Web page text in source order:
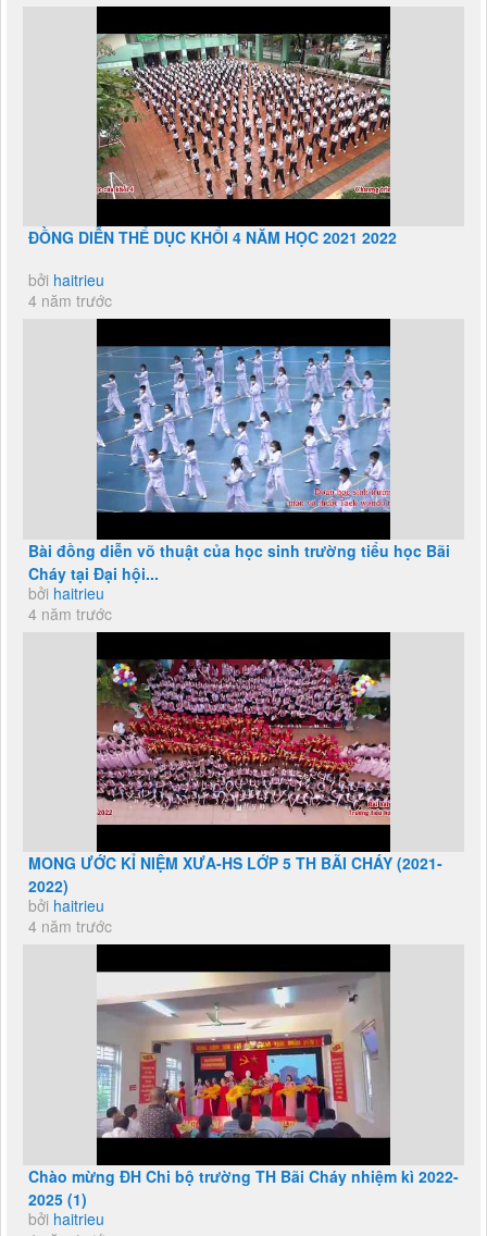
ĐỒNG DIỄN THỂ DỤC KHỔI 4 NĂM HỌC 2021 2022
bởi haitrieu
4 năm trước
Bài đồng diễn võ thuật của học sinh trường tiểu học Bãi
Cháy tại Đại hội...
bởi haitrieu
4 năm trước
MONG ƯỚC KỈ NIỆM XƯA-HS LỚP 5 TH BÃI CHÁY (2021-
2022)
bởi haitrieu
4 năm trước
Chào mừng ĐH Chi bộ trường TH Bãi Cháy nhiệm kì 2022-
2025 (1)
bởi haitrieu